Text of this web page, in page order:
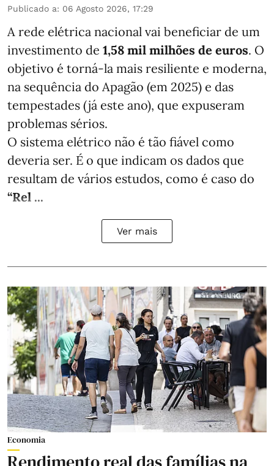
Publicado a: 06 Agosto 2026, 17:29
A rede elétrica nacional vai beneficiar de um
investimento de 1,58 mil milhões de euros. O
objetivo é torná-la mais resiliente e moderna,
na sequência do Apagão (em 2025) e das
tempestades (já este ano), que expuseram
problemas sérios.
O sistema elétrico não é tão fiável como
deveria ser. É o que indicam os dados que
resultam de vários estudos, como é caso do
“Rel ...
Ver mais
Economia